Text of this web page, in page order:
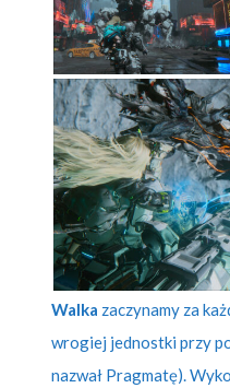
Walka zaczynamy za
wrogiej jednostki przy
nazwał Pragmatę).